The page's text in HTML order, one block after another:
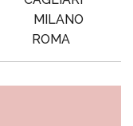
MILANO
ROMA